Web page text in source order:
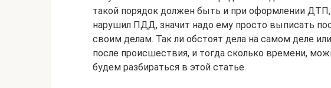
такой порядок должен быть и при оформлении
нарушил ПДД, значит надо ему просто выписать
своим делам. Так ли обстоят дела на самом деле
после происшествия, и тогда сколько времени,
будем разбираться в этой статье.